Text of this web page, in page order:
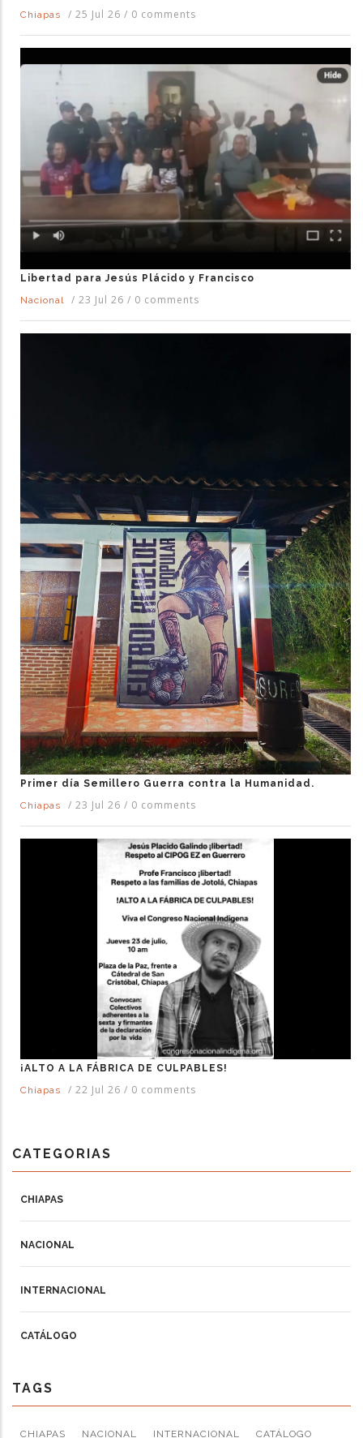
Chiapas
/ 25 Jul 26 / 0 comments
Libertad para Jesús Plácido y Francisco
Nacional
/ 23 Jul 26 / 0 comments
Primer día Semillero Guerra contra la Humanidad.
Chiapas
/ 23 Jul 26 / 0 comments
¡ALTO A LA FÁBRICA DE CULPABLES!
Chiapas
/ 22 Jul 26 / 0 comments
CATEGORIAS
CHIAPAS
NACIONAL
INTERNACIONAL
CATÁLOGO
TAGS
CHIAPAS NACIONAL INTERNACIONAL CATÁLOGO